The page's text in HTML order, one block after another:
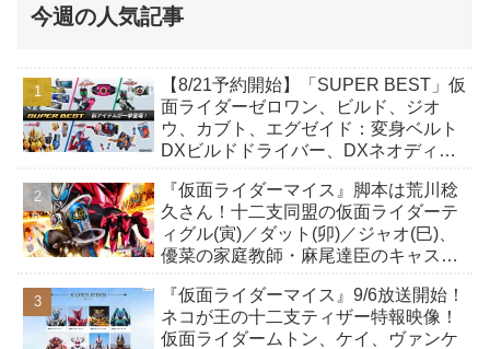
今週の人気記事
【8/21予約開始】「SUPER BEST」仮
面ライダーゼロワン、ビルド、ジオ
ウ、カブト、エグゼイド：変身ベルト
DXビルドドライバー、DXネオディケ
か12点！
『仮面ライダーマイス』脚本は荒川稔
久さん！十二支同盟の仮面ライダーテ
ィグル(寅)／ダット(卯)／ジャオ(巳)、
優菜の家庭教師・麻尾達臣のキャスト
んも変身！
『仮面ライダーマイス』9/6放送開始！
ネコが王の十二支ティザー特報映像！
仮面ライダームトン、ケイ、ヴァンケ